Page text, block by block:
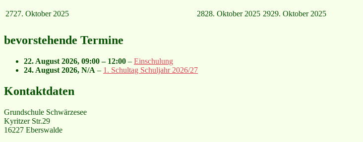
2727. Oktober 2025 2828. Oktober 2025 2929. Oktober 2025
bevorstehende Termine
22. August 2026, 09:00 – 12:00 – Einschulung
24. August 2026, N/A – 1. Schultag Schuljahr 2026/27
Kontaktdaten
Grundschule Schwärzesee
Kyritzer Str.29
16227 Eberswalde